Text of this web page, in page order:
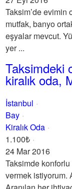
Taksim’de evimin
mutfak, banyo
eşyalar mevcut.
yer ...
Taksimdeki
kiralık oda,
İstanbul
Bay
Kiralık Oda
1.100₺
24 Mar 2016
Taksimde
vermek istiyorum.